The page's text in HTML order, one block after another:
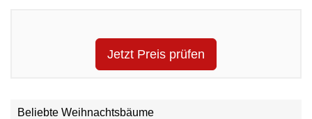
Jetzt Preis prüfen
Beliebte Weihnachtsbäume